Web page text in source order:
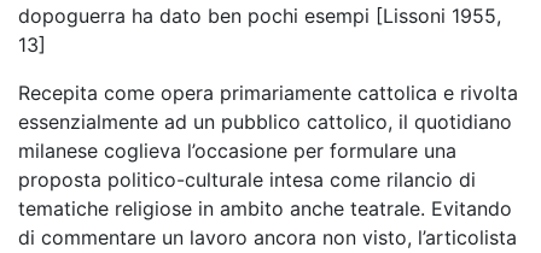
dopoguerra ha dato ben pochi esempi [Lissoni 1955,
13]
Recepita come opera primariamente cattolica e rivolta
essenzialmente ad un pubblico cattolico, il quotidiano
milanese coglieva l’occasione per formulare una
proposta politico-culturale intesa come rilancio di
tematiche religiose in ambito anche teatrale. Evitando
di commentare un lavoro ancora non visto, l’articolista